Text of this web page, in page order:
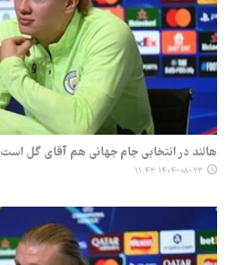
هالند در انتخابی جام جهانی هم آقای گل است
۱۴۰۴-۰۸-۲۳ ۱۱:۴۳